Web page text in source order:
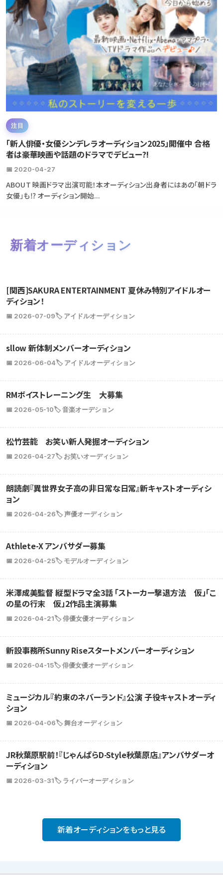
注目
「新人俳優・女優シンデレラオーディション2025」開催中 合格
者は豪華映画や話題のドラマでデビュー?!
📅 2020-04-27
ABOUT 映画ドラマ出演可能！本オーディション出身者にはあの「朝ドラ
女優」も⁉ オーディション開始...
新着オーディション
[関西]SAKURA ENTERTAINMENT 夏休み特別アイドルオー
ディション！
📅 2026-07-09🏷️ アイドルオーディション
sllow 新体制メンバーオーディション
📅 2026-06-04🏷️ アイドルオーディション
RMボイストレーニング生 大募集
📅 2026-05-10🏷️ 音楽オーデション
松竹芸能 お笑い新人発掘オーディション
📅 2026-04-27🏷️ お笑いオーディション
朗読劇『異世界女子高の非日常な日常』新キャストオーディシ
ョン
📅 2026-04-26🏷️ 声優オーディション
Athlete-X アンバサダー募集
📅 2026-04-25🏷️ モデルオーディション
米澤成美監督 縦型ドラマ全3話 「ストーカー撃退方法 仮」「こ
の星の行末 仮」2作品主演募集
📅 2026-04-21🏷️ 俳優女優オーディション
新設事務所Sunny Riseスタートメンバーオーディション
📅 2026-04-15🏷️ 俳優女優オーディション
ミュージカル『約束のネバーランド』公演 子役キャストオーディ
ション
📅 2026-04-06🏷️ 舞台オーディション
JR秋葉原駅前！『じゃんぱらD-Style秋葉原店』アンバサダーオ
ーディション
📅 2026-03-31🏷️ ライバーオーディション
新着オーディションをもっと見る